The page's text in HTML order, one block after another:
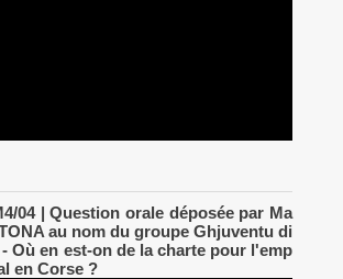
04 | Question orale déposée par Ma
au nom du groupe Ghjuventu di
- Où en est-on de la charte pour l'emp
en Corse ?